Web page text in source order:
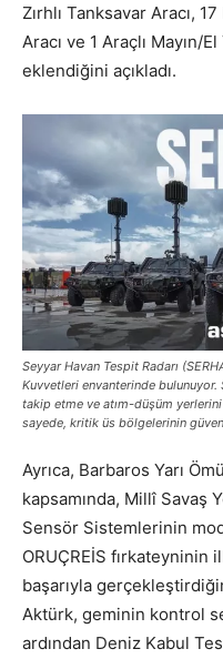
Zırhlı Tanksavar Aracı,
Aracı ve 1 Araçlı Mayın/
eklendiğini açıkladı.
Seyyar Havan Tespit Radarı
Kuvvetleri envanterinde bulunuyor.
takip etme ve atım-düşüm
sayede, kritik üs bölgelerinin
Ayrıca, Barbaros Yarı
kapsamında, Millî Savaş
Sensör Sistemlerinin
ORUÇREİS fırkateyninin
başarıyla
Aktürk, geminin kontrol
ardından Deniz Kabul